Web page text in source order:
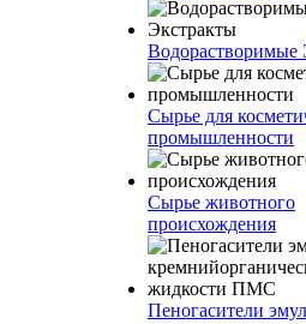
Водорастворимые
Сырье для
промышленности
Сырье животного
происхождения
Пеногасители